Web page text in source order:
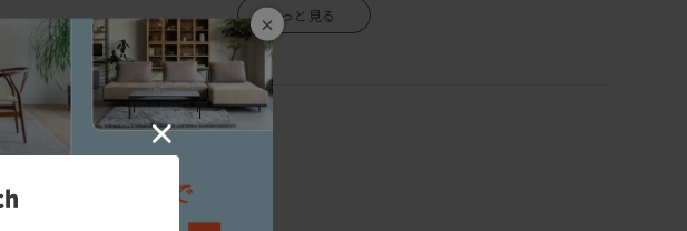
×
無垢の木は家具になっても生きているので、湿気を吸ったり吐いたりし、伸び縮みをしま
そのため、ご使用になる環境や気候によって、反りや割れが生じる場合がありますので、
温度や湿度の急激な変化のない場所、乾燥する季節には加湿器などの使用をおすすめし
ます。
エアコンの吹き出し口の近くや直射日光も同様に避けて下さい。
すので、部屋の換気を十分にして下さい。
直接硬いものや濡れたもの、熱をもったものを置くと、シミや変色の原因になりますの
三面図